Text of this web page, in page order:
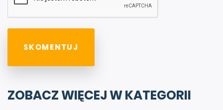
ZOBACZ WIĘCEJ W KATEGORII